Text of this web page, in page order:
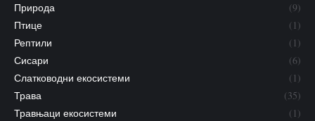
Природа
(9)
Птице
(1)
Рептили
(1)
Сисари
(6)
Слатководни екосистеми
(1)
Трава
(35)
Травњаци екосистеми
(1)